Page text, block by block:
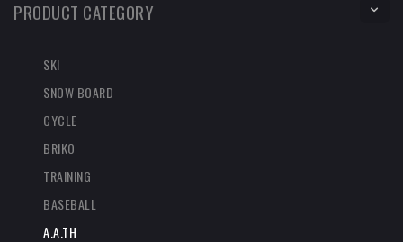
PRODUCT CATEGORY
SKI
SNOW BOARD
CYCLE
BRIKO
TRAINING
BASEBALL
A.A.TH